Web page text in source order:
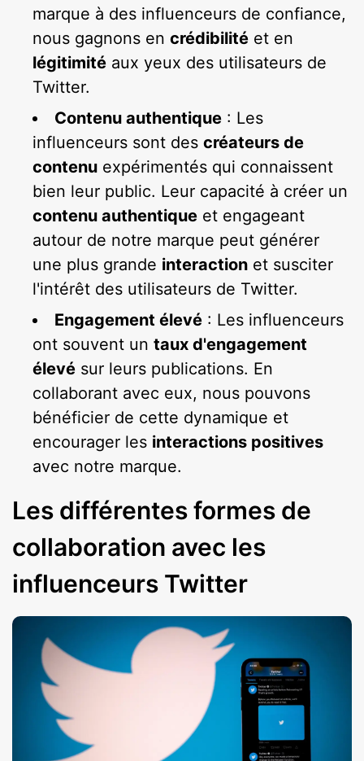
marque à des influenceurs de confiance,
nous gagnons en crédibilité et en
légitimité aux yeux des utilisateurs de
Twitter.
Contenu authentique : Les
influenceurs sont des créateurs de
contenu expérimentés qui connaissent
bien leur public. Leur capacité à créer un
contenu authentique et engageant
autour de notre marque peut générer
une plus grande interaction et susciter
l'intérêt des utilisateurs de Twitter.
Engagement élevé : Les influenceurs
ont souvent un taux d'engagement
élevé sur leurs publications. En
collaborant avec eux, nous pouvons
bénéficier de cette dynamique et
encourager les interactions positives
avec notre marque.
Les différentes formes de
collaboration avec les
influenceurs Twitter